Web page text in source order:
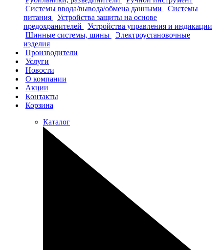
Системы ввода/вывода/обмена данными
Системы
питания
Устройства защиты на основе
предохранителей
Устройства управления и индикации
Шинные системы, шины
Электроустановочные
изделия
Производители
Услуги
Новости
О компании
Акции
Контакты
Корзина
Каталог